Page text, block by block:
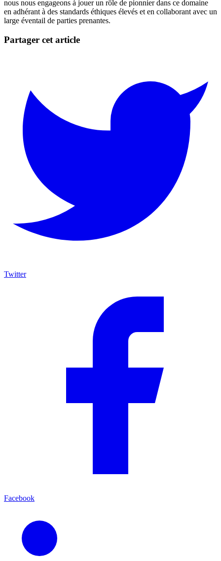
nous nous engageons à jouer un rôle de pionnier dans ce domaine
en adhérant à des standards éthiques élevés et en collaborant avec un
large éventail de parties prenantes.
Partager cet article
Twitter
Facebook